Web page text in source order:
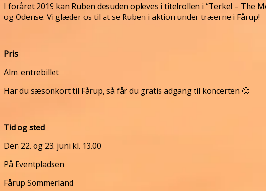
I foråret 2019 kan Ruben desuden opleves i titelrollen i “Terkel –
og Odense. Vi glæder os til at se Ruben i aktion under træerne i Fårup!
Pris
Alm. entrebillet
Har du sæsonkort til Fårup, så får du gratis adgang til koncerten 🙂
Tid og sted
Den 22. og 23. juni kl. 13.00
På Eventpladsen
Fårup Sommerland